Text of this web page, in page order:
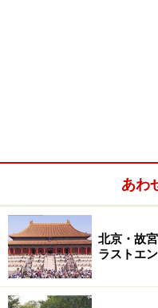
あわ
北京・故
ラストエ